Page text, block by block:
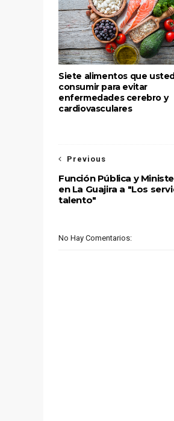
Siete alimentos que
consumir para evitar
enfermedades cerebro y
cardiovasculares
Previous
Función Pública y
en La Guajira a "Los
talento"
No Hay Comentarios: